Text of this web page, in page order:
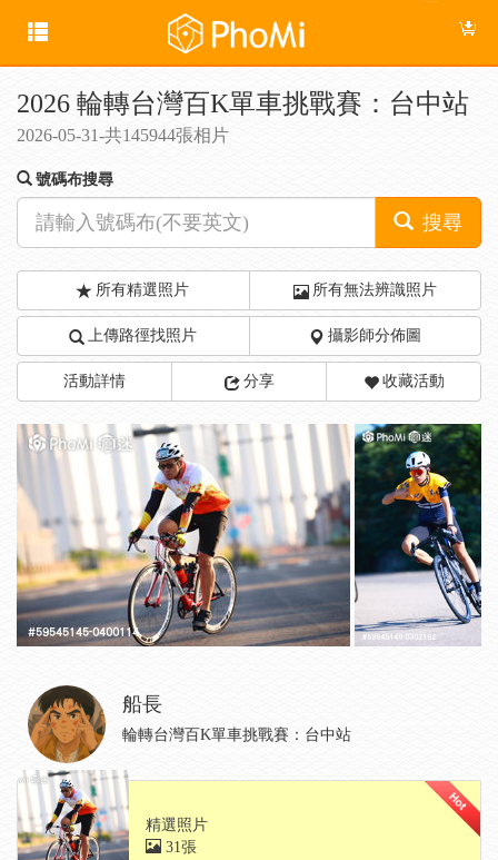
2026 輪轉台灣百K單車挑戰賽：台中站
2026-05-31-共145944張相片
號碼布搜尋
搜尋
所有精選照片 所有無法辨識照片
上傳路徑找照片 攝影師分佈圖
活動詳情 分享 收藏活動
船長
輪轉台灣百K單車挑戰賽：台中站
精選照片
31張